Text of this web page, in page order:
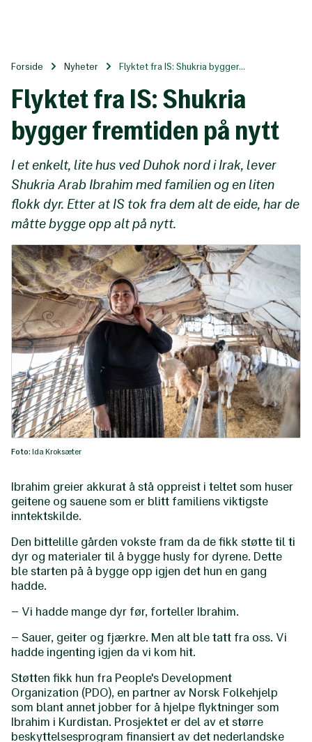
Forside Nyheter Flyktet fra IS: Shukria bygger...
Flyktet fra IS: Shukria
bygger fremtiden på nytt
I et enkelt, lite hus ved Duhok nord i Irak, lever
Shukria Arab Ibrahim med familien og en liten
flokk dyr. Etter at IS tok fra dem alt de eide, har de
måtte bygge opp alt på nytt.
Foto: Ida Kroksæter
Ibrahim greier akkurat å stå oppreist i teltet som huser
geitene og sauene som er blitt familiens viktigste
inntektskilde.
Den bittelille gården vokste fram da de fikk støtte til ti
dyr og materialer til å bygge husly for dyrene. Dette
ble starten på å bygge opp igjen det hun en gang
hadde.
– Vi hadde mange dyr før, forteller Ibrahim.
– Sauer, geiter og fjærkre. Men alt ble tatt fra oss. Vi
hadde ingenting igjen da vi kom hit.
Støtten fikk hun fra People's Development
Organization (PDO), en partner av Norsk Folkehjelp
som blant annet jobber for å hjelpe flyktninger som
Ibrahim i Kurdistan. Prosjektet er del av et større
beskyttelsesprogram finansiert av det nederlandske